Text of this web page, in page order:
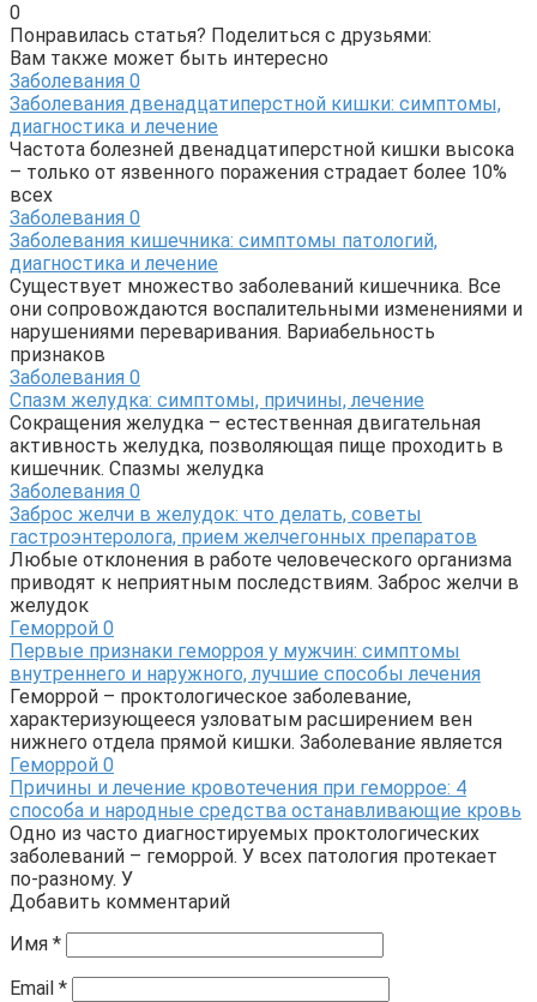
0
Понравилась статья? Поделиться с друзьями:
Вам также может быть интересно
Заболевания 0
Заболевания двенадцатиперстной кишки: симптомы,
диагностика и лечение
Частота болезней двенадцатиперстной кишки высока
– только от язвенного поражения страдает более 10%
всех
Заболевания 0
Заболевания кишечника: симптомы патологий,
диагностика и лечение
Существует множество заболеваний кишечника. Все
они сопровождаются воспалительными изменениями и
нарушениями переваривания. Вариабельность
признаков
Заболевания 0
Спазм желудка: симптомы, причины, лечение
Сокращения желудка – естественная двигательная
активность желудка, позволяющая пище проходить в
кишечник. Спазмы желудка
Заболевания 0
Заброс желчи в желудок: что делать, советы
гастроэнтеролога, прием желчегонных препаратов
Любые отклонения в работе человеческого организма
приводят к неприятным последствиям. Заброс желчи в
желудок
Геморрой 0
Первые признаки геморроя у мужчин: симптомы
внутреннего и наружного, лучшие способы лечения
Геморрой – проктологическое заболевание,
характеризующееся узловатым расширением вен
нижнего отдела прямой кишки. Заболевание является
Геморрой 0
Причины и лечение кровотечения при геморрое: 4
способа и народные средства останавливающие кровь
Одно из часто диагностируемых проктологических
заболеваний – геморрой. У всех патология протекает
по-разному. У
Добавить комментарий
Имя *
Email *